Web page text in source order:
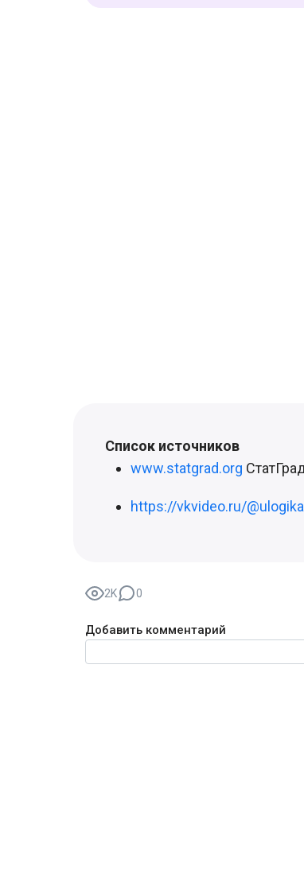
Список источников
www.statgrad.org
https://vkvideo.ru/
2K 0
Добавить комментарий
Текст комментария